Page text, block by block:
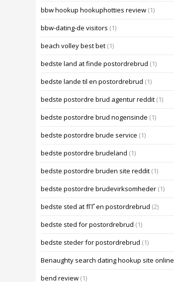
bbw hookup hookuphotties review (1)
bbw-dating-de visitors (1)
beach volley best bet (1)
bedste land at finde postordrebrud (1)
bedste lande til en postordrebrud (1)
bedste postordre brud agentur reddit (1)
bedste postordre brud nogensinde (1)
bedste postordre brude service (1)
bedste postordre brudeland (1)
bedste postordre bruden site reddit (1)
bedste postordre brudevirksomheder (1)
bedste sted at fГҐ en postordrebrud (2)
bedste sted for postordrebrud (1)
bedste steder for postordrebrud (1)
Benaughty search dating hookup site online
bend review (1)